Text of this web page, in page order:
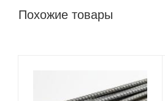
Похожие товары